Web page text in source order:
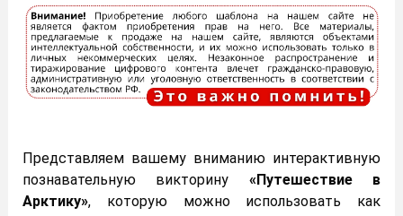
Представляем вашему вниманию интерактивную
познавательную викторину «Путешествие в
Арктику», которую можно использовать как